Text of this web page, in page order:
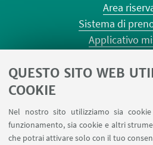
QUESTO SITO WEB
COOKIE
Nel nostro sito utilizziamo sia
funzionamento, sia cookie e altri
che potrai attivare solo con il tuo
Area
Sistema di
Applicativo
Planner aule
Forms per
Carta dei